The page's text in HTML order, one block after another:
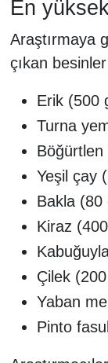
En
Araştırmaya
çıkan
Erik (500
Turna
Yeşil çay
Bakla (80
Kiraz
Çilek
Yaban
Pinto